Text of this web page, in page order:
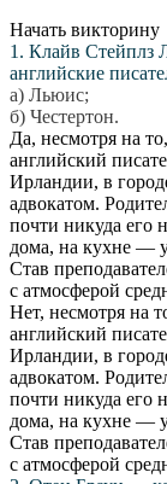
Начать викторину
1. Клайв Стейплз
английские
а) Льюис;
б) Честертон.
Да, несмотря на
английский
Ирландии, в
адвокатом.
почти никуда его
дома, на кухне —
Став
с атмосферой
Нет, несмотря на
английский
Ирландии, в
адвокатом.
почти никуда его
дома, на кухне —
Став
с атмосферой